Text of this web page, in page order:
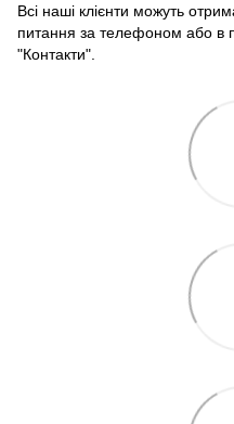
Всі наші клієнти можуть
питання за телефоном або в
"Контакти".